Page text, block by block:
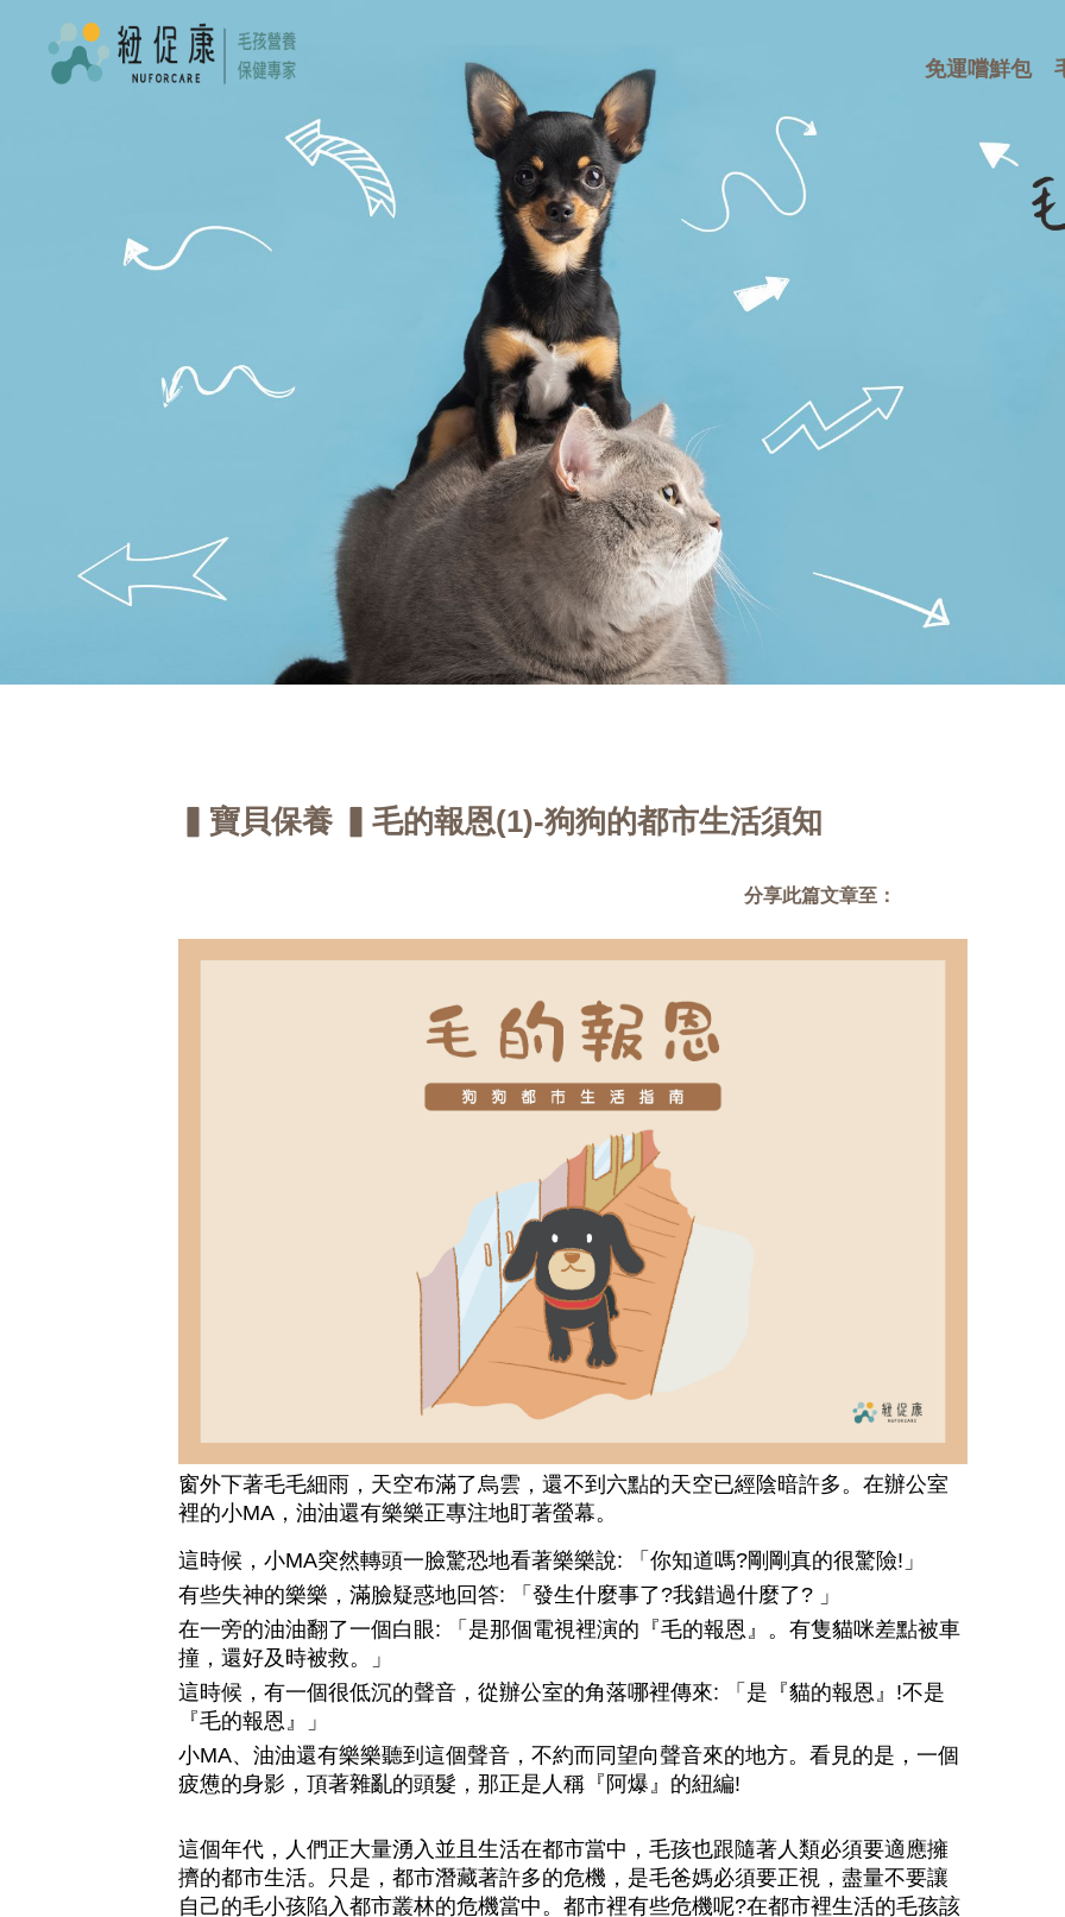
免運嚐鮮包
▍寶貝保養 ▍毛的報恩(1)-狗狗的都市生活須知
分享此篇文章至：
窗外下著毛毛細雨，天空布滿了烏雲，還不到六點的天空已經陰暗許多。在辦公室
裡的小MA，油油還有樂樂正專注地盯著螢幕。
這時候，小MA突然轉頭一臉驚恐地看著樂樂說: 「你知道嗎?剛剛真的很驚險!」
有些失神的樂樂，滿臉疑惑地回答: 「發生什麼事了?我錯過什麼了? 」
在一旁的油油翻了一個白眼: 「是那個電視裡演的『毛的報恩』。有隻貓咪差點被車
撞，還好及時被救。」
這時候，有一個很低沉的聲音，從辦公室的角落哪裡傳來: 「是『貓的報恩』!不是
『毛的報恩』」
小MA、油油還有樂樂聽到這個聲音，不約而同望向聲音來的地方。看見的是，一個
疲憊的身影，頂著雜亂的頭髮，那正是人稱『阿爆』的紐編!
這個年代，人們正大量湧入並且生活在都市當中，毛孩也跟隨著人類必須要適應擁
擠的都市生活。只是，都市潛藏著許多的危機，是毛爸媽必須要正視，盡量不要讓
自己的毛小孩陷入都市叢林的危機當中。都市裡有些危機呢?在都市裡生活的毛孩該